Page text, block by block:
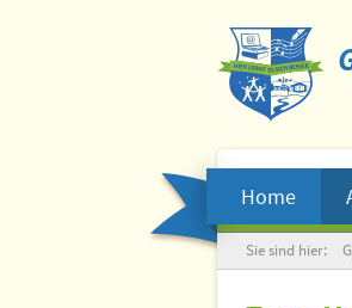
Home
Suche
Sie sind hier: